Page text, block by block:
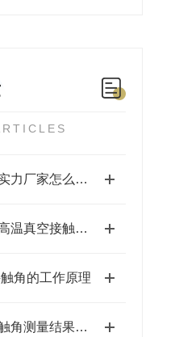
接触角测量仪实力厂家怎么选？苏州福佰特 10 年专注精密仪器研发生产
如何正确操作高温真空接触角测量仪？步骤详解
角的工作原理
​环境湿度对接触角测量结果的影响及控制策略